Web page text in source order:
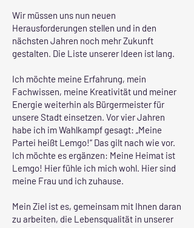
Wir müssen uns nun neuen
Herausforderungen stellen und in den
nächsten Jahren noch mehr Zukunft
gestalten. Die Liste unserer Ideen ist lang.
Ich möchte meine Erfahrung, mein
Fachwissen, meine Kreativität und meiner
Energie weiterhin als Bürgermeister für
unsere Stadt einsetzen. Vor vier Jahren
habe ich im Wahlkampf gesagt: „Meine
Partei heißt Lemgo!“ Das gilt nach wie vor.
Ich möchte es ergänzen: Meine Heimat ist
Lemgo! Hier fühle ich mich wohl. Hier sind
meine Frau und ich zuhause.
Mein Ziel ist es, gemeinsam mit Ihnen daran
zu arbeiten, die Lebensqualität in unserer